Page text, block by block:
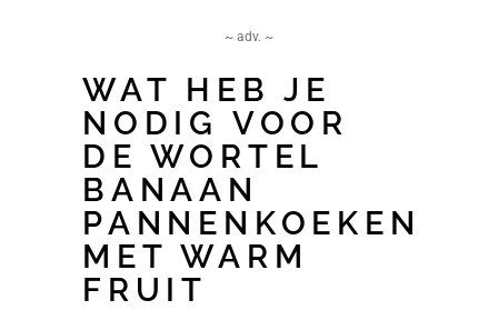
~ adv. ~
WAT HEB JE
NODIG VOOR
DE WORTEL
BANAAN
PANNENKOEKEN
MET WARM
FRUIT